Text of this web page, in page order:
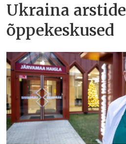
Ukraina arstide
õppekeskused